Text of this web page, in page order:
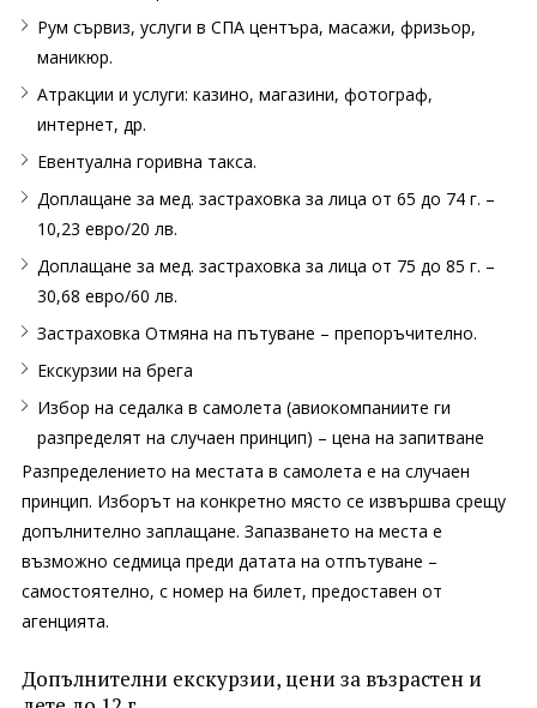
Рум сървиз, услуги в СПА центъра, масажи, фризьор,
маникюр.
Атракции и услуги: казино, магазини, фотограф,
интернет, др.
Евентуална горивна такса.
Доплащане за мед. застраховка за лица от 65 до 74 г. –
10,23 евро/20 лв.
Доплащане за мед. застраховка за лица от 75 до 85 г. –
30,68 евро/60 лв.
Застраховка Отмяна на пътуване – препоръчително.
Екскурзии на брега
Избор на седалка в самолета (авиокомпаниите ги
разпределят на случаен принцип) – цена на запитване
Разпределението на местата в самолета е на случаен
принцип. Изборът на конкретно място се извършва срещу
допълнително заплащане. Запазването на места е
възможно седмица преди датата на отпътуване –
самостоятелно, с номер на билет, предоставен от
агенцията.
Допълнителни екскурзии, цени за възрастен и